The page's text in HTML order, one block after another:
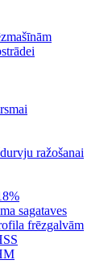
ražošanai
sagataves
frēzgalvām